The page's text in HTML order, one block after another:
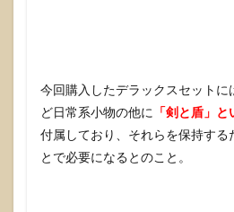
今回購入したデラックスセットに
ど日常系小物の他に 「剣と盾」
付属しており、それらを保持する
とで必要になるとのこと。